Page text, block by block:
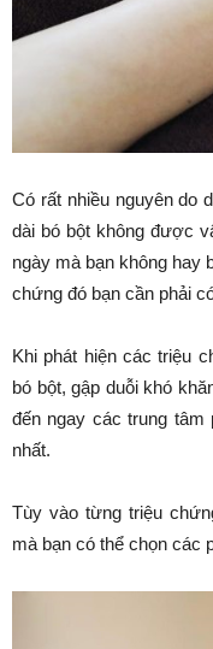
Có rất nhiều nguyên do
dài bó bột không được
ngày mà bạn không hay
chứng đó bạn cần phải
Khi phát hiện các triệu
bó bột, gập duỗi khó
đến ngay các trung
nhất.
Tùy vào từng triệu
mà bạn có thể chọn các